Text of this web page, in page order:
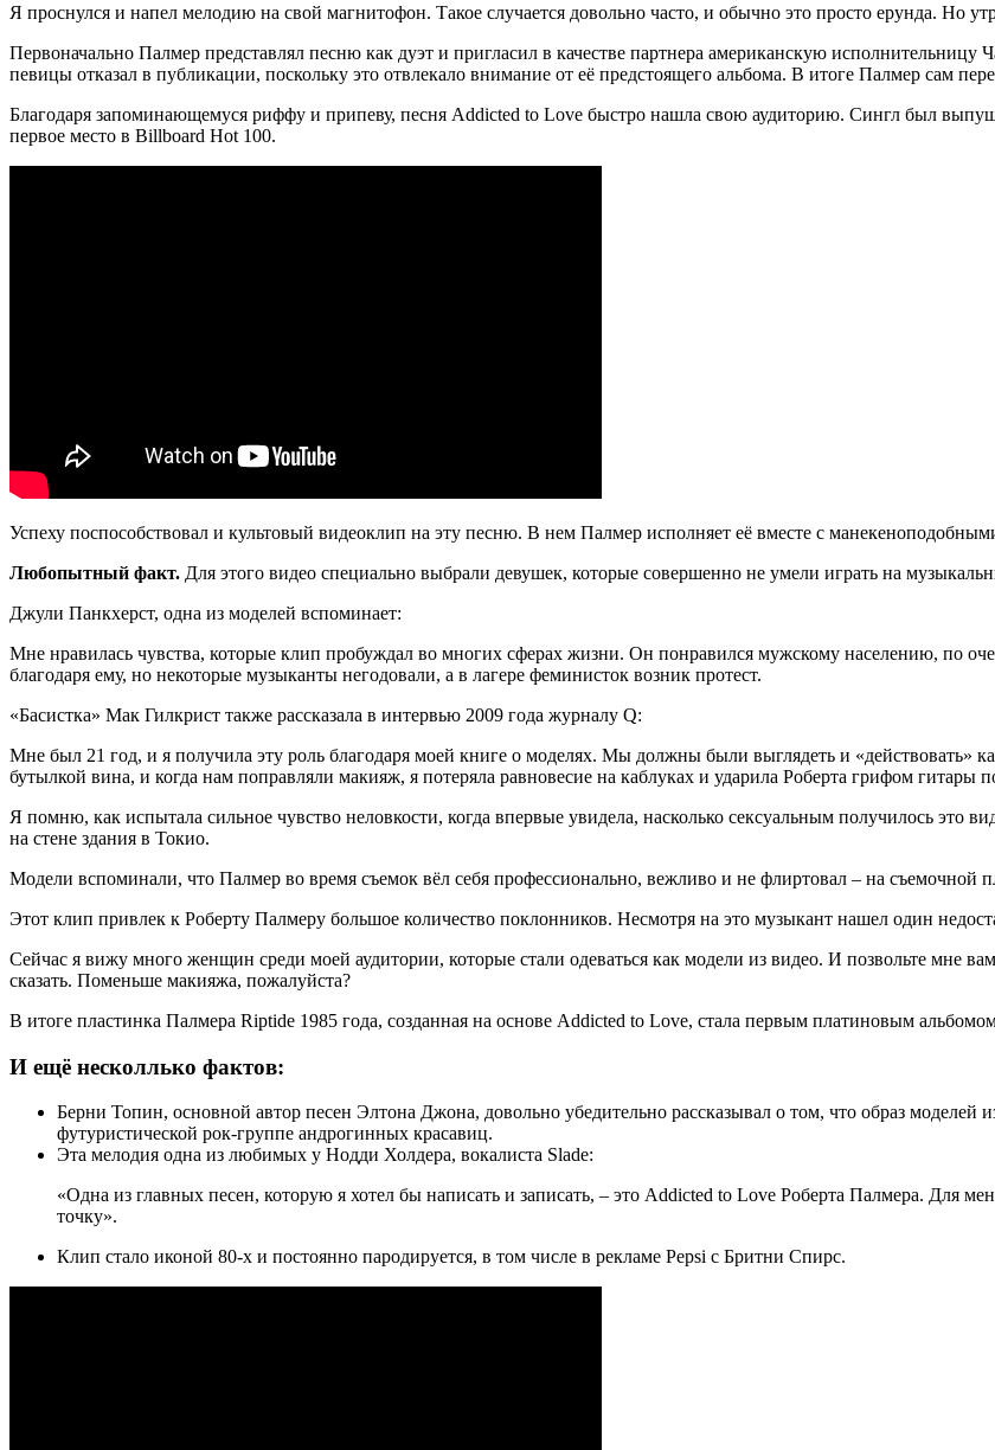
Я проснулся и напел мелодию на свой магнитофон. Такое случается довольно часто, и обычно это просто ерунда. Но
Первоначально Палмер представлял песню как дуэт и пригласил в качестве партнера американскую
певицы отказал в публикации, поскольку это отвлекало внимание от её предстоящего альбома. В итоге Палмер сам
Благодаря запоминающемуся риффу и припеву, песня Addicted to Love быстро нашла свою аудиторию. Сингл был
первое место в Billboard Hot 100.
Успеху поспособствовал и культовый видеоклип на эту песню. В нем Палмер исполняет её вместе с
Любопытный факт. Для этого видео специально выбрали девушек, которые совершенно не умели играть на
Джули Панкхерст, одна из моделей вспоминает:
Мне нравилась чувства, которые клип пробуждал во многих сферах жизни. Он понравился мужскому населению, по
благодаря ему, но некоторые музыканты негодовали, а в лагере феминисток возник протест.
«Басистка» Мак Гилкрист также рассказала в интервью 2009 года журналу Q:
Мне был 21 год, и я получила эту роль благодаря моей книге о моделях. Мы должны были выглядеть и «действовать»
бутылкой вина, и когда нам поправляли макияж, я потеряла равновесие на каблуках и ударила Роберта грифом гитары
Я помню, как испытала сильное чувство неловкости, когда впервые увидела, насколько сeкcyальным получилось это
на стене здания в Токио.
Модели вспоминали, что Палмер во время съемок вёл себя профессионально, вежливо и не флиртовал – на съемочной
Этот клип привлек к Роберту Палмеру большое количество поклонников. Несмотря на это музыкант нашел один
Сейчас я вижу много женщин среди моей аудитории, которые стали одеваться как модели из видео. И позвольте мне
сказать. Поменьше макияжа, пожалуйста?
В итоге пластинка Палмера Riptide 1985 года, созданная на основе Addicted to Love, стала первым платиновым
И ещё несколлько фактов:
Берни Топин, основной автор песен Элтона Джона, довольно убедительно рассказывал о том, что образ моделей
футуристической рок-группе андрогинных красавиц.
Эта мелодия одна из любимых у Нодди Холдера, вокалиста Slade:
«Одна из главных песен, которую я хотел бы написать и записать, – это Addicted to Love Роберта Палмера. Для
точку».
Клип стало иконой 80-х и постоянно пародируется, в том числе в рекламе Pepsi с Бритни Спирс.